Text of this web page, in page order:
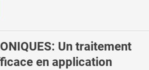
Un traitement
en application